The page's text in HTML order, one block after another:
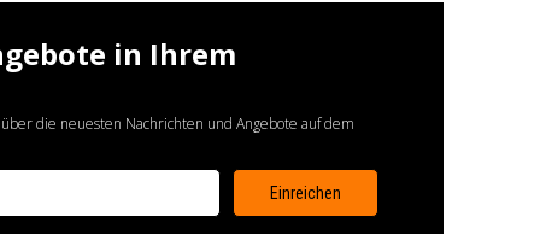
in Ihrem
die neuesten Nachrichten und Angebote auf dem